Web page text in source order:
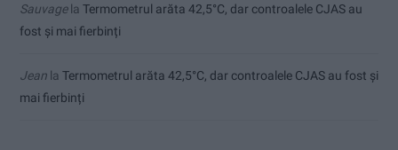
Sauvagela Termometrul arăta 42,5°C, dar controalele CJAS au
fost și mai fierbinți
Jean la Termometrul arăta 42,5°C, dar controalele CJAS au fost și
mai fierbinți